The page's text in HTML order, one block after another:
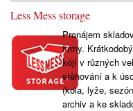
Less Mess storage
Pronájem
firmy.
kójí v různých
stěhování a k
(kola, lyže,
archiv a ke